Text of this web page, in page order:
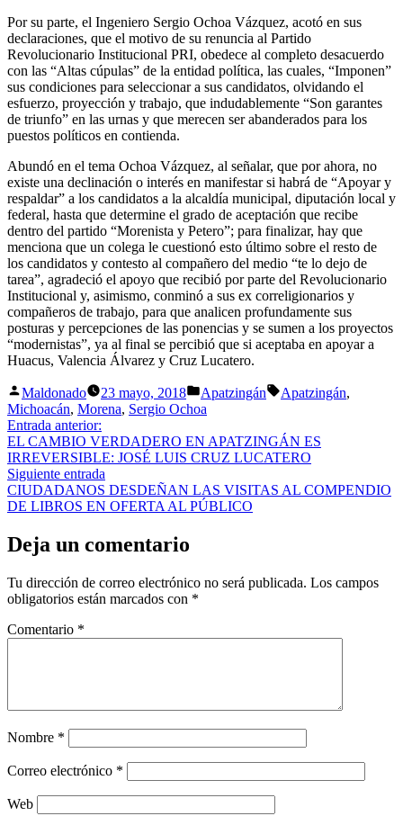
Por su parte, el Ingeniero Sergio Ochoa Vázquez, acotó en sus
declaraciones, que el motivo de su renuncia al Partido
Revolucionario Institucional PRI, obedece al completo desacuerdo
con las “Altas cúpulas” de la entidad política, las cuales, “Imponen”
sus condiciones para seleccionar a sus candidatos, olvidando el
esfuerzo, proyección y trabajo, que indudablemente “Son garantes
de triunfo” en las urnas y que merecen ser abanderados para los
puestos políticos en contienda.
Abundó en el tema Ochoa Vázquez, al señalar, que por ahora, no
existe una declinación o interés en manifestar si habrá de “Apoyar y
respaldar” a los candidatos a la alcaldía municipal, diputación local y
federal, hasta que determine el grado de aceptación que recibe
dentro del partido “Morenista y Petero”; para finalizar, hay que
menciona que un colega le cuestionó esto último sobre el resto de
los candidatos y contesto al compañero del medio “te lo dejo de
tarea”, agradeció el apoyo que recibió por parte del Revolucionario
Institucional y, asimismo, conminó a sus ex correligionarios y
compañeros de trabajo, para que analicen profundamente sus
posturas y percepciones de las ponencias y se sumen a los proyectos
“modernistas”, ya al final se percibió que si aceptaba en apoyar a
Huacus, Valencia Álvarez y Cruz Lucatero.
Publicado
por
Maldonado 23 mayo, 2018
Publicada
en
Apatzingán Etiquetas:
Apatzingán,
Michoacán, Morena, Sergio Ochoa
Navegación
de
entradas
Entrada anterior:
anterior:
EL CAMBIO VERDADERO EN APATZINGÁN ES
IRREVERSIBLE: JOSÉ LUIS CRUZ LUCATERO
Siguiente entrada
entrada:
CIUDADANOS DESDEÑAN LAS VISITAS AL COMPENDIO
DE LIBROS EN OFERTA AL PÚBLICO
Deja un comentario
Tu dirección de correo electrónico no será publicada. Los campos
obligatorios están marcados con *
Comentario *
Nombre *
Correo electrónico *
Web